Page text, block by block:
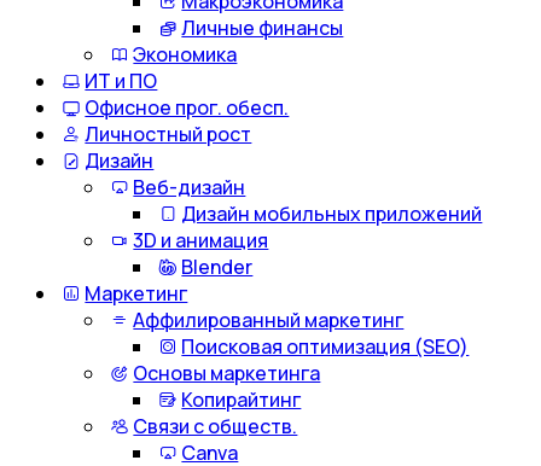
Личные финансы
Экономика
ИТ и ПО
Офисное прог. обесп.
Личностный рост
Дизайн
Веб-дизайн
Дизайн мобильных приложений
3D и анимация
Blender
Маркетинг
Аффилированный маркетинг
Поисковая оптимизация (SEO)
Основы маркетинга
Копирайтинг
Связи с обществ.
Canva